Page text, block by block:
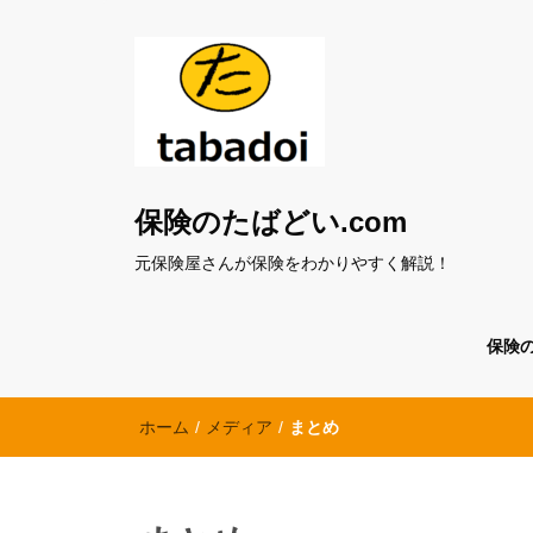
保険のたばどい.com
元保険屋さんが保険をわかりやすく解説！
保険
ホーム / メディア / まとめ